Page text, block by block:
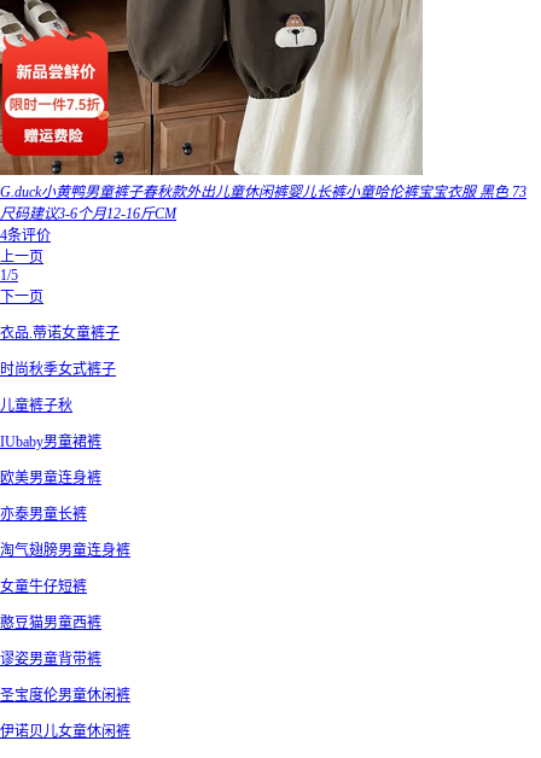
G.duck小黄鸭男童裤子春秋款外出儿童休闲裤婴儿长裤小童哈伦裤宝宝衣服 黑色 73
尺码建议3-6个月12-16斤CM
4条评价
上一页
1/5
下一页
衣品.蒂诺女童裤子
时尚秋季女式裤子
儿童裤子秋
IUbaby男童裙裤
欧美男童连身裤
亦泰男童长裤
淘气翅膀男童连身裤
女童牛仔短裤
憨豆猫男童西裤
谬姿男童背带裤
圣宝度伦男童休闲裤
伊诺贝儿女童休闲裤